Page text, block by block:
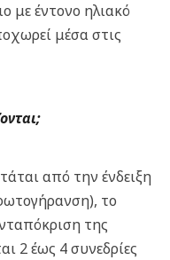
με έντονο ηλιακό
μέσα στις
από την ένδειξη
το
της
2 έως 4 συνεδρίες